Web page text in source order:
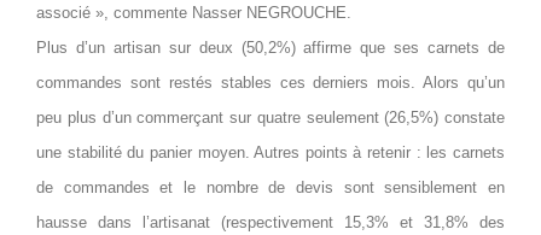
associé », commente Nasser NEGROUCHE.
Plus d’un artisan sur deux (50,2%) affirme que ses carnets de
commandes sont restés stables ces derniers mois. Alors qu’un
peu plus d’un commerçant sur quatre seulement (26,5%) constate
une stabilité du panier moyen. Autres points à retenir : les carnets
de commandes et le nombre de devis sont sensiblement en
hausse dans l’artisanat (respectivement 15,3% et 31,8% des